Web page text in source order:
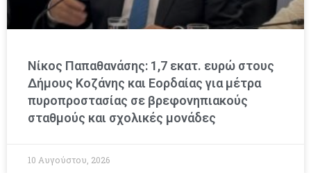
Νίκος Παπαθανάσης: 1,7 εκατ. ευρώ στους
Δήμους Κοζάνης και Εορδαίας για μέτρα
πυροπροστασίας σε βρεφονηπιακούς
σταθμούς και σχολικές μονάδες
10 Αυγούστου, 2026